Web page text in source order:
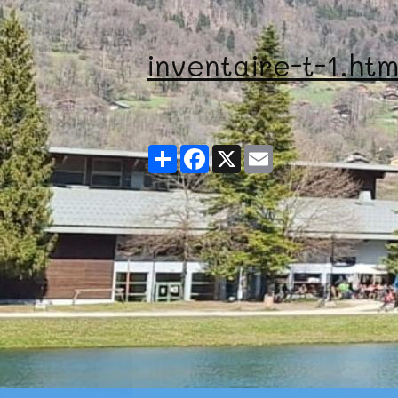
inventaire-t-
Partager
Facebook
X Email